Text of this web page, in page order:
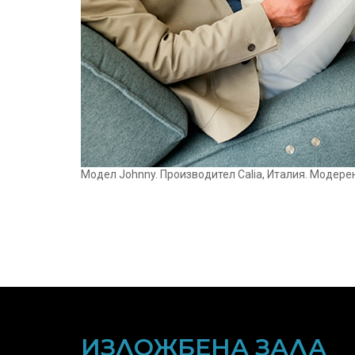
Модел Johnny. Производител Calia, Италия.
ИЗЛОЖБЕНА ЗАЛА